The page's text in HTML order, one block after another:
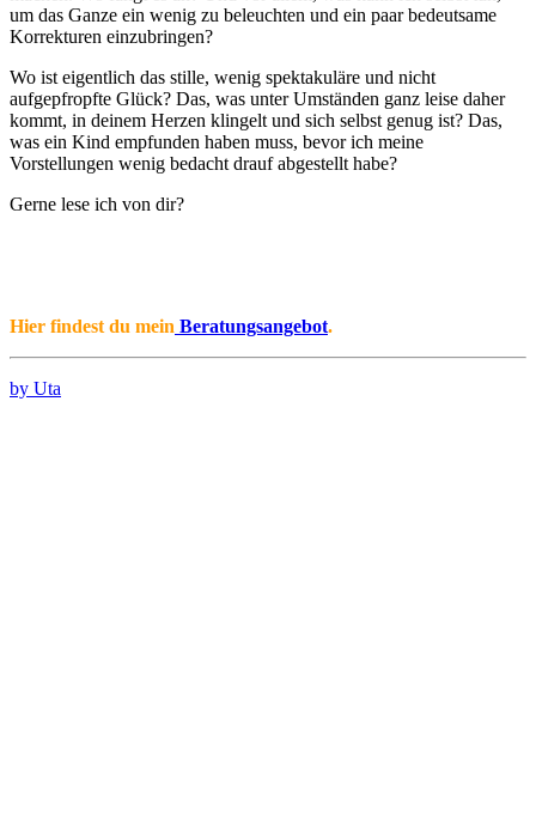
um das Ganze ein wenig zu beleuchten und ein paar bedeutsame
Korrekturen einzubringen?
Wo ist eigentlich das stille, wenig spektakuläre und nicht
aufgepfropfte Glück? Das, was unter Umständen ganz leise daher
kommt, in deinem Herzen klingelt und sich selbst genug ist? Das,
was ein Kind empfunden haben muss, bevor ich meine
Vorstellungen wenig bedacht drauf abgestellt habe?
Gerne lese ich von dir?
Hier findest du mein Beratungsangebot.
by Uta